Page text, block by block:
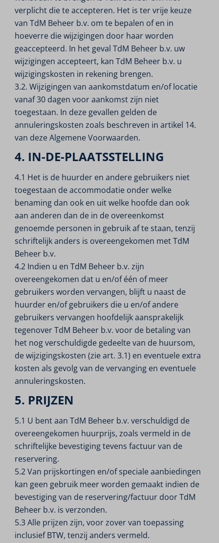
verplicht die te accepteren. Het is ter vrije keuze
van TdM Beheer b.v. om te bepalen of en in
hoeverre die wijzigingen door haar worden
geaccepteerd. In het geval TdM Beheer b.v. uw
wijzigingen accepteert, kan TdM Beheer b.v. u
wijzigingskosten in rekening brengen.
3.2. Wijzigingen van aankomstdatum en/of locatie
vanaf 30 dagen voor aankomst zijn niet
toegestaan. In deze gevallen gelden de
annuleringskosten zoals beschreven in artikel 14.
van deze Algemene Voorwaarden.
4. IN-DE-PLAATSSTELLING
4.1 Het is de huurder en andere gebruikers niet
toegestaan de accommodatie onder welke
benaming dan ook en uit welke hoofde dan ook
aan anderen dan de in de overeenkomst
genoemde personen in gebruik af te staan, tenzij
schriftelijk anders is overeengekomen met TdM
Beheer b.v.
4.2 Indien u en TdM Beheer b.v. zijn
overeengekomen dat u en/of één of meer
gebruikers worden vervangen, blijft u naast de
huurder en/of gebruikers die u en/of andere
gebruikers vervangen hoofdelijk aansprakelijk
tegenover TdM Beheer b.v. voor de betaling van
het nog verschuldigde gedeelte van de huursom,
de wijzigingskosten (zie art. 3.1) en eventuele extra
kosten als gevolg van de vervanging en eventuele
annuleringskosten.
5. PRIJZEN
5.1 U bent aan TdM Beheer b.v. verschuldigd de
overeengekomen huurprijs, zoals vermeld in de
schriftelijke bevestiging tevens factuur van de
reservering.
5.2 Van prijskortingen en/of speciale aanbiedingen
kan geen gebruik meer worden gemaakt indien de
bevestiging van de reservering/factuur door TdM
Beheer b.v. is verzonden.
5.3 Alle prijzen zijn, voor zover van toepassing
inclusief BTW, tenzij anders vermeld.